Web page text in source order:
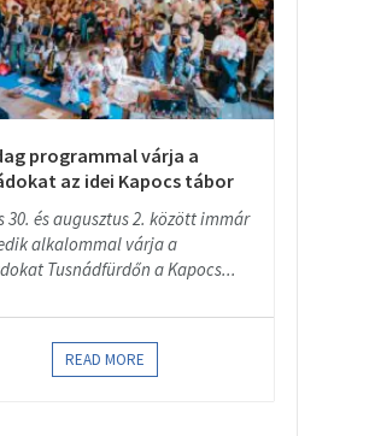
programmal várja a
az idei Kapocs tábor
30. és augusztus 2. között immár
alkalommal várja a
Tusnádfürdőn a Kapocs...
READ MORE